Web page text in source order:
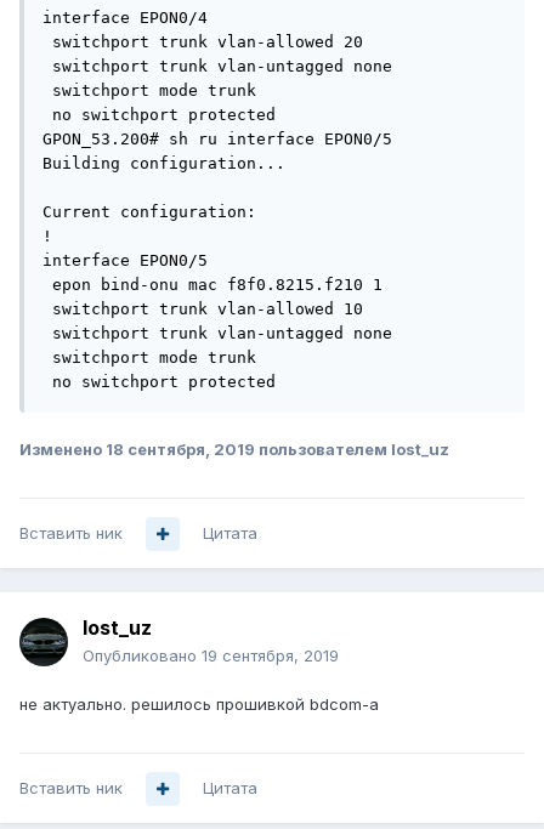
interface EPON0/4
GPON_53.200# sh ru interface EPON0/5
Building configuration...
Current configuration:
!
interface EPON0/5
no switchport protected
Изменено 18 сентября, 2019 пользователем lost_uz
Вставить ник Цитата
lost_uz
Опубликовано 19 сентября, 2019
не актуально. решилось прошивкой bdcom-а
Вставить ник Цитата